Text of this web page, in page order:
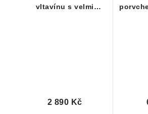
vltavínu s velmi
2 890 Kč